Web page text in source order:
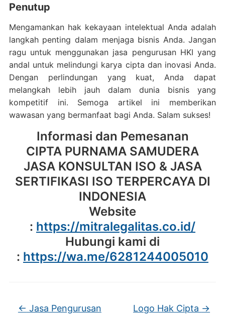
Penutup
Mengamankan hak kekayaan intelektual Anda adalah
langkah penting dalam menjaga bisnis Anda. Jangan
ragu untuk menggunakan jasa pengurusan HKI yang
andal untuk melindungi karya cipta dan inovasi Anda.
Dengan perlindungan yang kuat, Anda dapat
melangkah lebih jauh dalam dunia bisnis yang
kompetitif ini. Semoga artikel ini memberikan
wawasan yang bermanfaat bagi Anda. Salam sukses!
Informasi dan Pemesanan
CIPTA PURNAMA SAMUDERA
JASA KONSULTAN ISO & JASA
SERTIFIKASI ISO TERPERCAYA DI
INDONESIA
Website
: https://mitralegalitas.co.id/
Hubungi kami di
: https://wa.me/6281244005010
← Jasa Pengurusan
Logo Hak Cipta →